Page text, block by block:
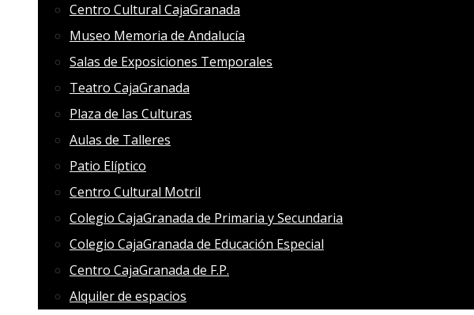
Centro Cultural CajaGranada
Museo Memoria de Andalucía
Salas de Exposiciones Temporales
Teatro CajaGranada
Plaza de las Culturas
Aulas de Talleres
Patio Elíptico
Centro Cultural Motril
Colegio CajaGranada de Primaria y Secundaria
Colegio CajaGranada de Educación Especial
Centro CajaGranada de F.P.
Alquiler de espacios